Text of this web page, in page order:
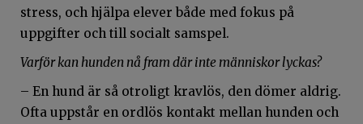
stress, och hjälpa elever både med fokus på
uppgifter och till socialt samspel.
Varför kan hunden nå fram där inte människor lyckas?
– En hund är så otroligt kravlös, den dömer aldrig.
Ofta uppstår en ordlös kontakt mellan hunden och